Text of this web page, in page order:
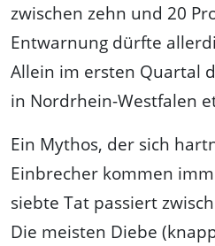
zwischen zehn und 20
Entwarnung dürfte
Allein im ersten Quartal
in Nordrhein-Westfalen
Ein Mythos, der sich
Einbrecher kommen
siebte Tat passiert
Die meisten Diebe